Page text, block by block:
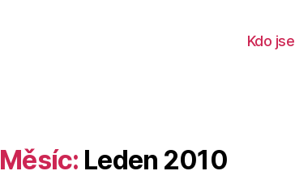
Kdo
Měsíc: Leden 2010